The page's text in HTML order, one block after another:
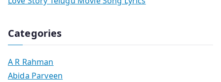
Categories
A R Rahman
Abida Parveen